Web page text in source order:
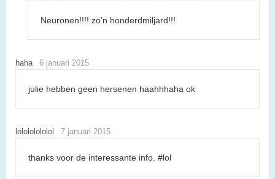
Neuronen!!!! zo’n honderdmiljard!!!
haha 6 januari 2015
julie hebben geen hersenen haahhhaha ok
lolololololol 7 januari 2015
thanks voor de interessante info. #lol